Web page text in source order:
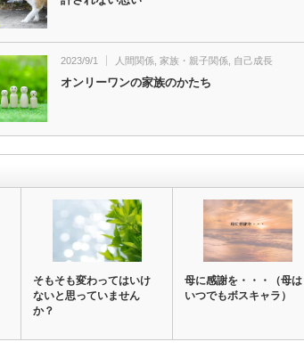
2023/9/1 人間関係 家族・親子関係 自己成長
オンリーワンの家族のかたち
そもそも変わってはいけ
ないと思っていません
か？
母に感謝を・・・（母は
いつでもボスキャラ）